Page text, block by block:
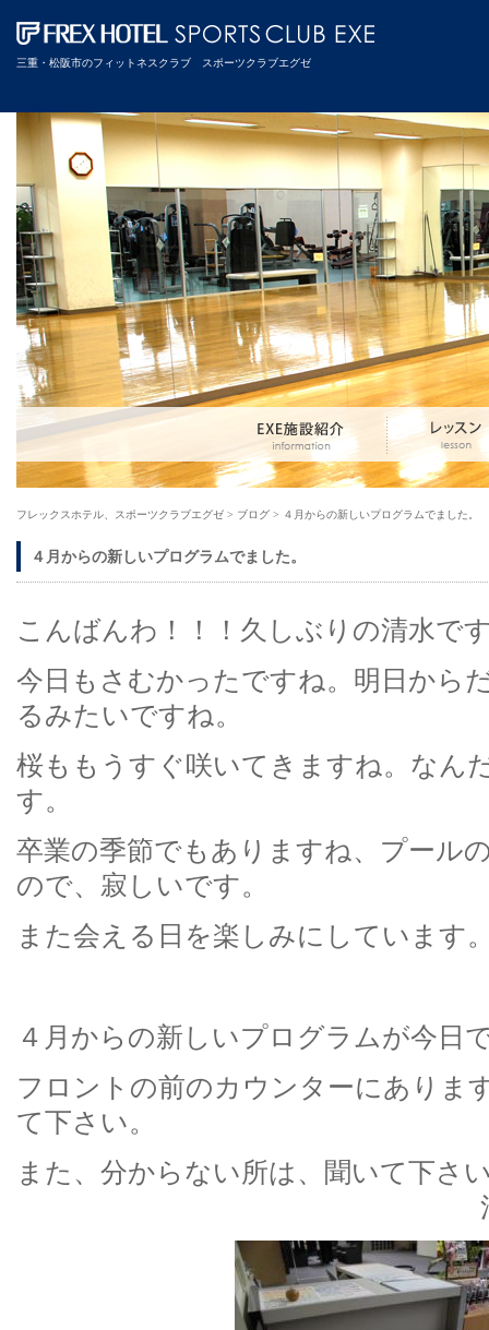
三重・松阪市のフィットネスクラブ スポーツクラブエグゼ
フレックスホテル、スポーツクラブエグゼ > ブログ > ４月からの新しいプログラムでました。
４月からの新しいプログラムでました。
こんばんわ！！！久しぶりの清水で
今日もさむかったですね。明日から
るみたいですね。
桜ももうすぐ咲いてきますね。なん
す。
卒業の季節でもありますね、プール
ので、寂しいです。
また会える日を楽しみにしています
４月からの新しいプログラムが今日
フロントの前のカウンターにありま
て下さい。
また、分からない所は、
清水でし